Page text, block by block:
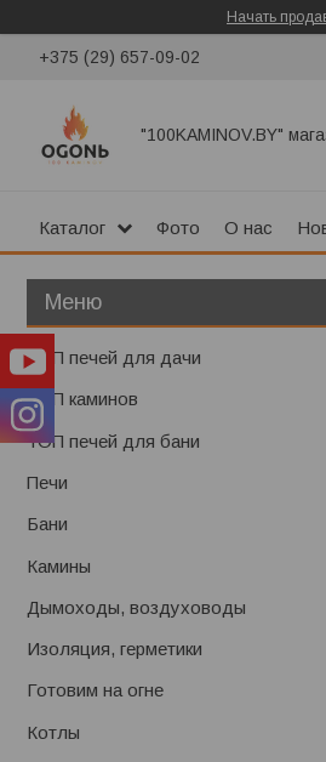
Начать
+375 (29) 657-09-02
"100KAMINOV.BY"
Каталог Фото О нас
ТОП печей для дачи
ТОП каминов
ТОП печей для бани
Печи
Бани
Камины
Дымоходы, воздуховоды
Изоляция, герметики
Готовим на огне
Котлы